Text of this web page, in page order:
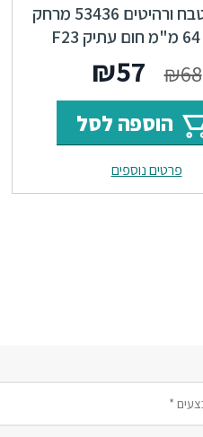
ידיות למטבח ורהיטים 53436 מרחק
ברגים 64 מ"מ חום עתיק F23
Pharma₪68
המחיר
המקורי
היה:
₪68.
₪57
הנוכחי
הוא:
₪57.
הוספה לסל
פרטים נוספים